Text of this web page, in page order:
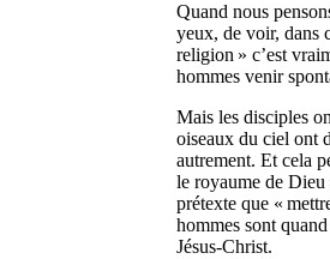
Quand nous
yeux, de voir, dans
religion » c’est
hommes venir
Mais les disciples
oiseaux du ciel ont
autrement. Et cela
le royaume de Dieu
prétexte que «
hommes sont
Jésus-Christ.